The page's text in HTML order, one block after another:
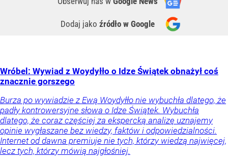
Dodaj jako źródło w Google
Wróbel: Wywiad z Woydyłło o Idze Świątek obnażył coś
znacznie gorszego
Burza po wywiadzie z Ewą Woydyłło nie wybuchła dlatego, że
padły kontrowersyjne słowa o Idze Świątek. Wybuchła
dlatego, że coraz częściej za ekspercką analizę uznajemy
opinie wygłaszane bez wiedzy, faktów i odpowiedzialności.
Internet od dawna premiuje nie tych, którzy wiedzą najwięcej,
lecz tych, którzy mówią najgłośniej.